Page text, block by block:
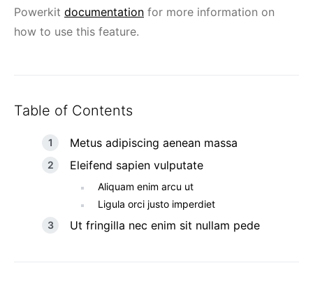
Powerkit documentation for more information on
how to use this feature.
Table of Contents
Metus adipiscing aenean massa
Eleifend sapien vulputate
Aliquam enim arcu ut
Ligula orci justo imperdiet
Ut fringilla nec enim sit nullam pede